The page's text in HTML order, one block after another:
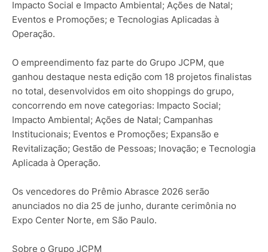
Impacto Social e Impacto Ambiental; Ações de Natal;
Eventos e Promoções; e Tecnologias Aplicadas à
Operação.
O empreendimento faz parte do Grupo JCPM, que
ganhou destaque nesta edição com 18 projetos finalistas
no total, desenvolvidos em oito shoppings do grupo,
concorrendo em nove categorias: Impacto Social;
Impacto Ambiental; Ações de Natal; Campanhas
Institucionais; Eventos e Promoções; Expansão e
Revitalização; Gestão de Pessoas; Inovação; e Tecnologia
Aplicada à Operação.
Os vencedores do Prêmio Abrasce 2026 serão
anunciados no dia 25 de junho, durante cerimônia no
Expo Center Norte, em São Paulo.
Sobre o Grupo JCPM